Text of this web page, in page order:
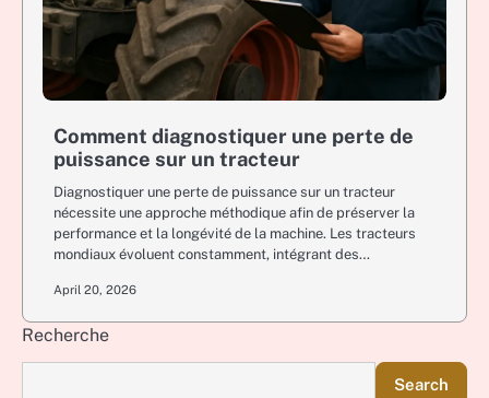
Comment diagnostiquer une perte de
puissance sur un tracteur
Diagnostiquer une perte de puissance sur un tracteur
nécessite une approche méthodique afin de préserver la
performance et la longévité de la machine. Les tracteurs
mondiaux évoluent constamment, intégrant des…
April 20, 2026
Recherche
Search